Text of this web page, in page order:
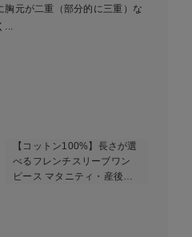
胸元が二重（部分的に三重）な
...
【コットン100%】長さが選
べるフレンチスリーブワン
ピース マタニティ・産後授